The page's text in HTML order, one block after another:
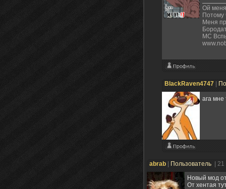
Ой меня
Потому
Меня
МС
BlackRaven4747
ага
abrab Пользователь
|
Новый мод
От хентая